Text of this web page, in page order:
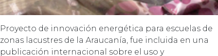
Proyecto de innovación energética para escuelas de
zonas lacustres de la Araucanía, fue incluida en una
publicación internacional sobre el uso y